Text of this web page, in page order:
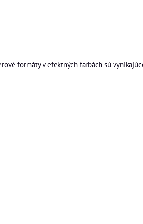
formáty v efektných farbách sú